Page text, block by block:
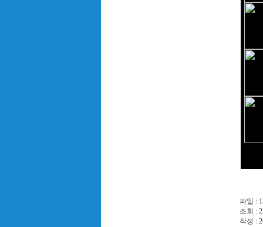
파일 :
조회 :
작성 :